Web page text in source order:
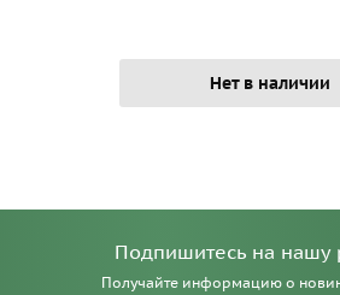
Нет в наличии
Подпишитесь на нашу
Получайте информацию о